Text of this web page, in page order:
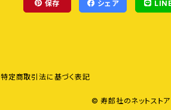
保存 シェア
特定商取引法に基づく表記
© 寿郎社のネットストア